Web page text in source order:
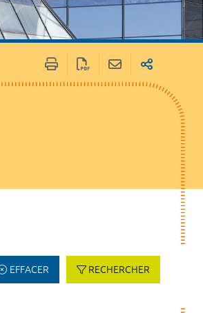
EFFACER RECHERCHER